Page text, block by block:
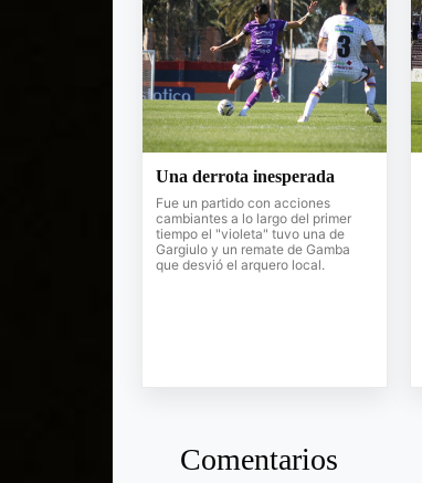
Una derrota inesperada
Fue un partido con acciones
cambiantes a lo largo del primer
tiempo el "violeta" tuvo una de
Gargiulo y un remate de Gamba
que desvió el arquero local.
Comentarios